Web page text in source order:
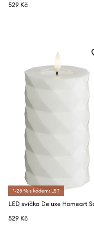
529 Kč
*-25 % s kódem: LST
529 Kč